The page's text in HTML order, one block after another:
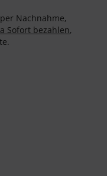
Nachnahme,
Sofort bezahlen,